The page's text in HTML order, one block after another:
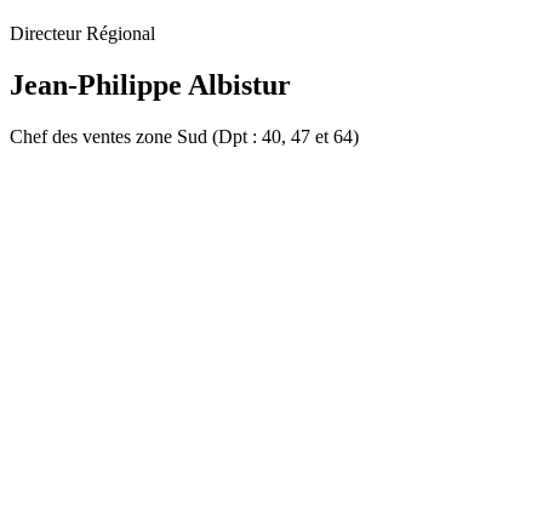
Directeur Régional
Jean-Philippe Albistur
Chef des ventes zone Sud (Dpt : 40, 47 et 64)